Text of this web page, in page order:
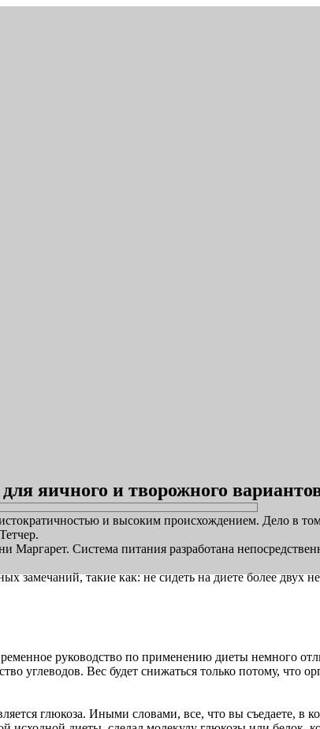
яичного и творожного
и высоким происхождением. Дело в
Маргарет. Система питания разработана
замечаний, такие как: не сидеть на диете более двух
руководство по применению диеты немного
углеводов. Вес будет снижаться только потому, что
глюкоза. Иными словами, все, что вы съедаете, в